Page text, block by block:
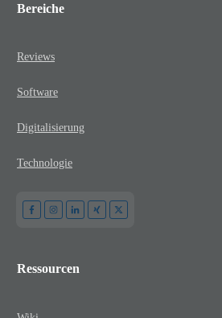
Bereiche
Reviews
Software
Digitalisierung
Technologie
Ressourcen